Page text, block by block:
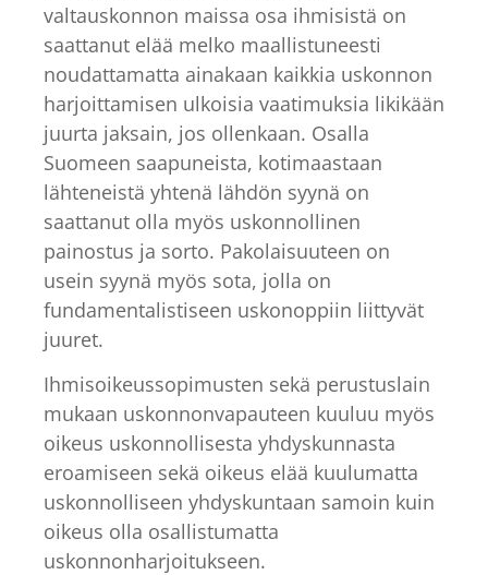
valtauskonnon maissa osa ihmisistä on
saattanut elää melko maallistuneesti
noudattamatta ainakaan kaikkia uskonnon
harjoittamisen ulkoisia vaatimuksia likikään
juurta jaksain, jos ollenkaan. Osalla
Suomeen saapuneista, kotimaastaan
lähteneistä yhtenä lähdön syynä on
saattanut olla myös uskonnollinen
painostus ja sorto. Pakolaisuuteen on
usein syynä myös sota, jolla on
fundamentalistiseen uskonoppiin liittyvät
juuret.
Ihmisoikeussopimusten sekä perustuslain
mukaan uskonnonvapauteen kuuluu myös
oikeus uskonnollisesta yhdyskunnasta
eroamiseen sekä oikeus elää kuulumatta
uskonnolliseen yhdyskuntaan samoin kuin
oikeus olla osallistumatta
uskonnonharjoitukseen.